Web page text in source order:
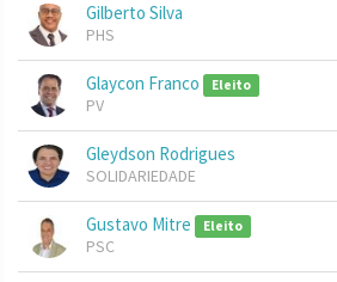
Gilberto Silva
PHS
Glaycon Franco Eleito
PV
Gleydson Rodrigues
SOLIDARIEDADE
Gustavo Mitre Eleito
PSC